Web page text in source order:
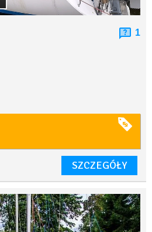
1
SZCZEGÓŁY